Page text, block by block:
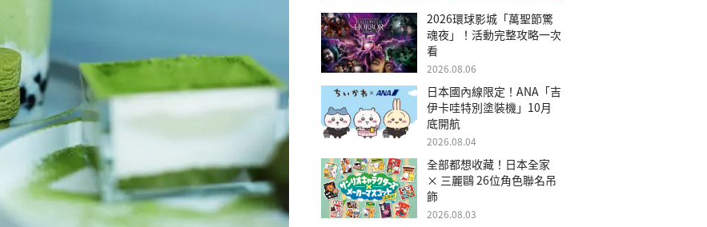
2026環球影城「萬聖節驚
魂夜」！活動完整攻略一次
看
2026.08.06
日本國內線限定！ANA「吉
伊卡哇特別塗裝機」10月
底開航
2026.08.04
全部都想收藏！日本全家
× 三麗鷗 26位角色聯名吊
飾
2026.08.03